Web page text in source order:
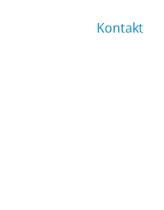
Kontakt